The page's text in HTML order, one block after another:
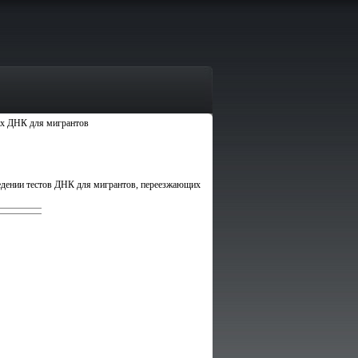
ДНК для мигрантов
тестов ДНК для мигрантов, переезжающих